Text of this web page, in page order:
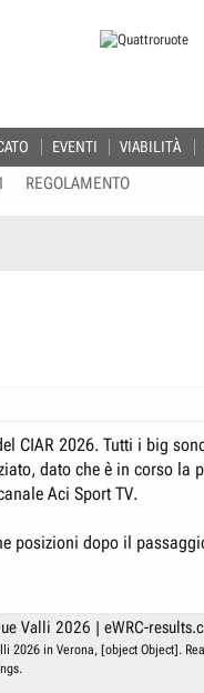
EVENTI VIABILITÀ
REGOLAMENTO
CIAR 2026. Tutti i big
dato che è in corso la
Aci Sport TV.
posizioni dopo il
Valli 2026 | eWRC-
2026 in Verona, [object Object].